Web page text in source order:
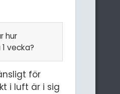
hur
vecka?
för
i luft är i sig